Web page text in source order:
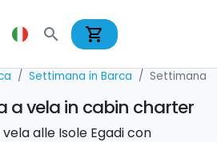
search shopping_cart
Settimana in Barca Settimana
a vela in cabin charter
alle Isole Egadi con